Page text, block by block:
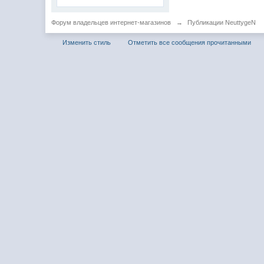
Форум владельцев интернет-магазинов → Публикации NeuttygeN
Изменить стиль Отметить все сообщения прочитанными